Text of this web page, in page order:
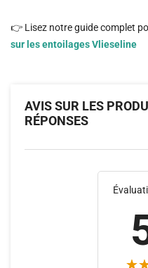
👉 Lisez notre guide complet
sur les entoilages Vlieseline
AVIS SUR LES
RÉPONSES